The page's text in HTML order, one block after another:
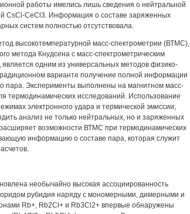
работы имелись лишь сведения о нейтральной
CsCl-CeCl3. Информация о составе заряженных
систем полностью отсутствовала.
высокотемпературной масс-спектрометрии (ВТМС),
метода Кнудсена с масс-спектрометрическим
одним из универсальных методов физико-
варианте получение полной информации
пара. Эксперименты выполнены на магнитном масс-
термодинамических исследований. Использование
электронного удара и термической эмиссии,
анализ не только нейтральных, но и заряженных
возможности ВТМС при термодинамических
информацию о составе пара, которая служит
необычайно высокая ассоциированность
рубидия наряду с мономерными, димерными и
Rb+, Rb2Cl+ и Rb3Cl2+ впервые обнаружены